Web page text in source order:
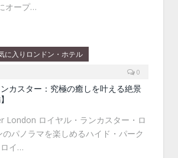
オープ…
に入りロンドン・ホテル
0
カスター：究極の癒しを叶える絶景
London ロイヤル・ランカスター・ロ
のパノラマを楽しめるハイド・パーク
イ…